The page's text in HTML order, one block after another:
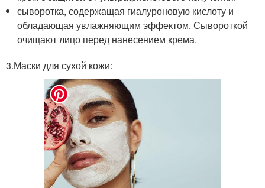
сыворотка, содержащая гиалуроновую кислоту и
обладающая увлажняющим эффектом. Сывороткой
очищают лицо перед нанесением крема.
3.Маски для сухой кожи: